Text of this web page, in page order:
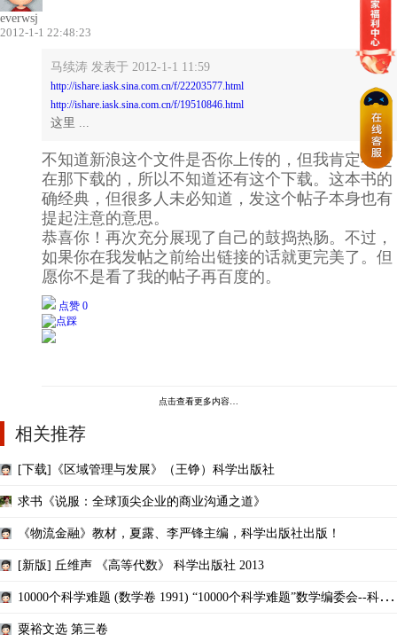
everwsj
2012-1-1 22:48:23
马续涛 发表于 2012-1-1 11:59
http://ishare.iask.sina.com.cn/f/22203577.html
http://ishare.iask.sina.com.cn/f/19510846.html
这里 ...
不知道新浪这个文件是否你上传的，但我肯定不是
在那下载的，所以不知道还有这个下载。这本书的
确经典，但很多人未必知道，发这个帖子本身也有
提起注意的意思。
恭喜你！再次充分展现了自己的鼓捣热肠。不过，
如果你在我发帖之前给出链接的话就更完美了。但
愿你不是看了我的帖子再百度的。
点赞 0
点击查看更多内容…
相关推荐
[下载]《区域管理与发展》（王铮）科学出版社
求书《说服：全球顶尖企业的商业沟通之道》
《物流金融》教材，夏露、李严锋主编，科学出版社出版！
[新版] 丘维声 《高等代数》 科学出版社 2013
10000个科学难题 (数学卷 1991) “10000个科学难题”数学编委会--科学
粟裕文选 第三卷